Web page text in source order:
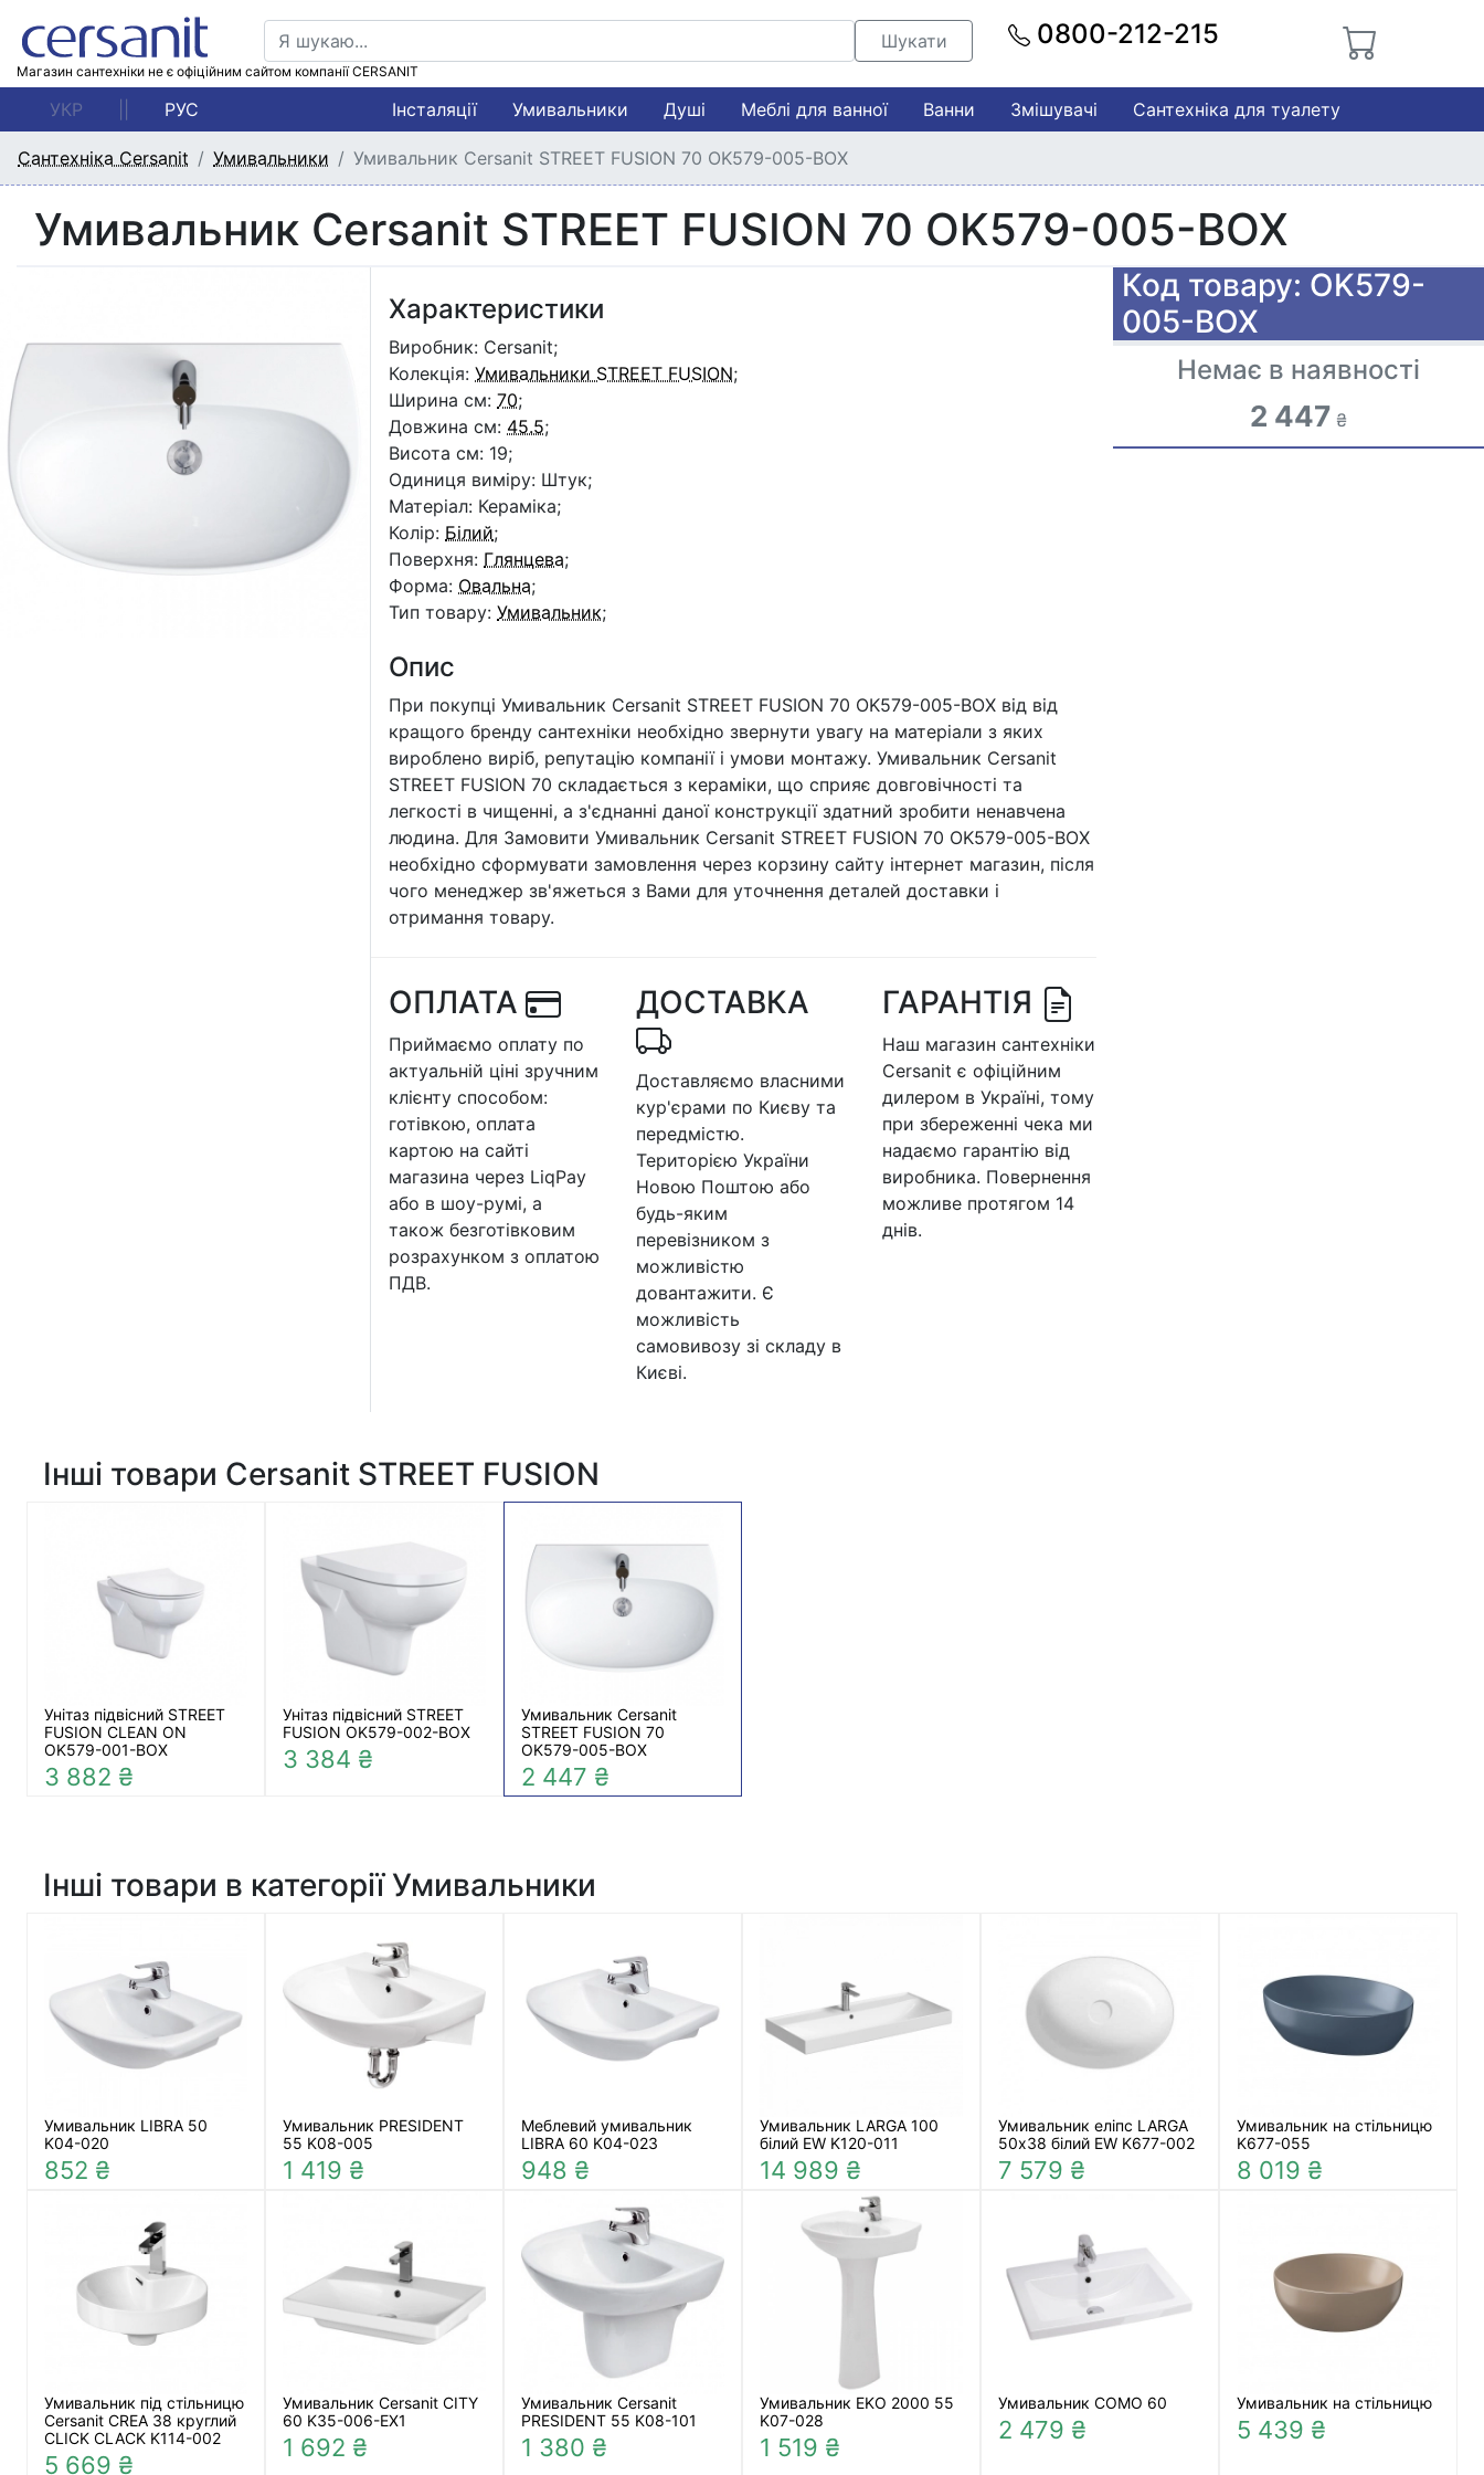
Магазин сантехніки не є офіційним сайтом компанії CERSANIT
Шукати 0800-212-215
УКР РУС Інсталяції Умивальники Душі Меблі для ванної Ванни Змішувачі Сантехніка для туалету
Сантехніка Cersanit Умивальники Умивальник Cersanit STREET FUSION 70 OK579-005-BOX
Умивальник Cersanit STREET FUSION 70 OK579-005-BOX
Характеристики
Виробник: Cersanit;
Колекція: Умивальники STREET FUSION;
Ширина см: 70;
Довжина см: 45.5;
Висота см: 19;
Одиниця виміру: Штук;
Матеріал: Кераміка;
Колір: Білий;
Поверхня: Глянцева;
Форма: Овальна;
Тип товару: Умивальник;
Опис
При покупці Умивальник Cersanit STREET FUSION 70 OK579-005-BOX від від
кращого бренду сантехніки необхідно звернути увагу на матеріали з яких
вироблено виріб, репутацію компанії і умови монтажу. Умивальник Cersanit
STREET FUSION 70 складається з кераміки, що сприяє довговічності та
легкості в чищенні, а з'єднанні даної конструкції здатний зробити ненавчена
людина. Для Замовити Умивальник Cersanit STREET FUSION 70 OK579-005-BOX
необхідно сформувати замовлення через корзину сайту інтернет магазин, після
чого менеджер зв'яжеться з Вами для уточнення деталей доставки і
отримання товару.
ОПЛАТА
Приймаємо оплату по
актуальній ціні зручним
клієнту способом:
готівкою, оплата
картою на сайті
магазина через LiqPay
або в шоу-румі, а
також безготівковим
розрахунком з оплатою
ПДВ.
ДОСТАВКА
Доставляємо власними
кур'єрами по Києву та
передмістю.
Територією України
Новою Поштою або
будь-яким
перевізником з
можливістю
довантажити. Є
можливість
самовивозу зі складу в
Києві.
ГАРАНТІЯ
Наш магазин сантехніки
Cersanit є офіційним
дилером в Україні, тому
при збереженні чека ми
надаємо гарантію від
виробника. Повернення
можливе протягом 14
днів.
Код товару: OK579-
005-BOX
Немає в наявності
2 447 ₴
Інші товари Cersanit STREET FUSION
Унітаз підвісний STREET
FUSION CLEAN ON
OK579-001-BOX
3 882 ₴
Унітаз підвісний STREET
FUSION OK579-002-BOX
3 384 ₴
Умивальник Cersanit
STREET FUSION 70
OK579-005-BOX
2 447 ₴
Інші товари в категорії Умивальники
Умивальник LIBRA 50
K04-020
852 ₴
Умивальник PRESIDENT
55 K08-005
1 419 ₴
Меблевий умивальник
LIBRA 60 K04-023
948 ₴
Умивальник LARGA 100
білий EW K120-011
14 989 ₴
Умивальник еліпс LARGA
50х38 білий EW K677-002
7 579 ₴
Умивальник на стільницю
K677-055
8 019 ₴
Умивальник під стільницю
Cersanit CREA 38 круглий
CLICK CLACK K114-002
5 669 ₴
Умивальник Cersanit CITY
60 K35-006-EX1
1 692 ₴
Умивальник Cersanit
PRESIDENT 55 K08-101
1 380 ₴
Умивальник EKO 2000 55
K07-028
1 519 ₴
Умивальник COMO 60
2 479 ₴
Умивальник на стільницю
5 439 ₴